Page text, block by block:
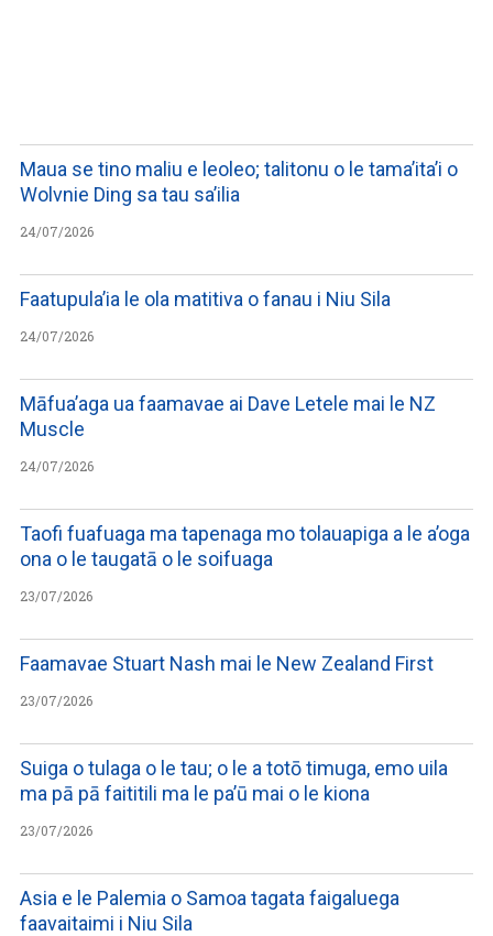
Maua se tino maliu e leoleo; talitonu o le tama’ita’i o
Wolvnie Ding sa tau sa’ilia
24/07/2026
Faatupula’ia le ola matitiva o fanau i Niu Sila
24/07/2026
Māfua’aga ua faamavae ai Dave Letele mai le NZ
Muscle
24/07/2026
Taofi fuafuaga ma tapenaga mo tolauapiga a le a’oga
ona o le taugatā o le soifuaga
23/07/2026
Faamavae Stuart Nash mai le New Zealand First
23/07/2026
Suiga o tulaga o le tau; o le a totō timuga, emo uila
ma pā pā faititili ma le pa’ū mai o le kiona
23/07/2026
Asia e le Palemia o Samoa tagata faigaluega
faavaitaimi i Niu Sila